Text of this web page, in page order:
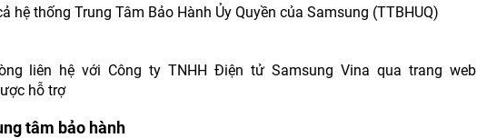
thống Trung Tâm Bảo Hành Ủy Quyền của Samsung (TTBHUQ)
liên hệ với Công ty TNHH Điện tử Samsung Vina qua trang web
hỗ trợ
tâm bảo hành